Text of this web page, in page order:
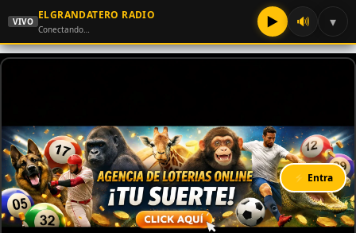
VIVO
ELGRANDATERO RADIO
Conectando… ▶ 🔊 ▾
⚡ Entra